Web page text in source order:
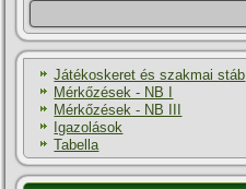
Játékoskeret és szakmai stáb
Mérkőzések - NB I
Mérkőzések - NB III
Igazolások
Tabella